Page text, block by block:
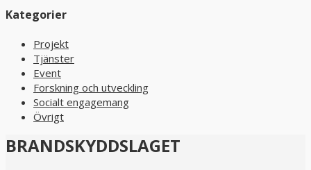
Kategorier
Projekt
Tjänster
Event
Forskning och utveckling
Socialt engagemang
Övrigt
BRANDSKYDDSLAGET